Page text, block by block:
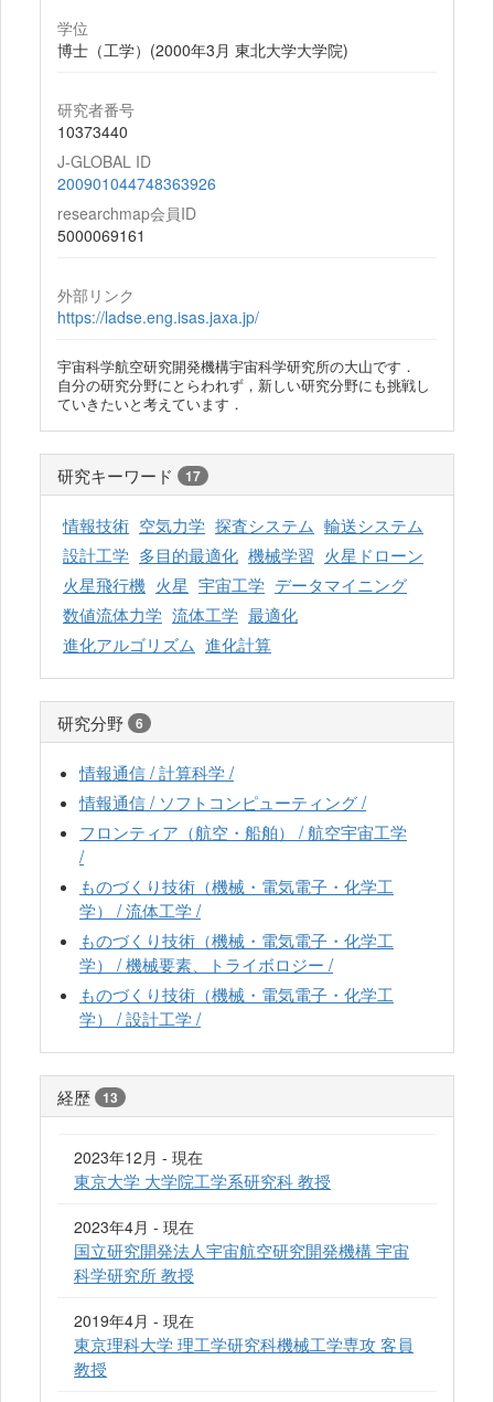
学位
博士（工学）(2000年3月 東北大学大学院)
研究者番号
10373440
J-GLOBAL ID
200901044748363926
researchmap会員ID
5000069161
外部リンク
https://ladse.eng.isas.jaxa.jp/
宇宙科学航空研究開発機構宇宙科学研究所の大山です．
自分の研究分野にとらわれず，新しい研究分野にも挑戦し
ていきたいと考えています．
研究キーワード 17
情報技術 空気力学 探査システム 輸送システム
設計工学 多目的最適化 機械学習 火星ドローン
火星飛行機 火星 宇宙工学 データマイニング
数値流体力学 流体工学 最適化
進化アルゴリズム 進化計算
研究分野 6
情報通信 / 計算科学 /
情報通信 / ソフトコンピューティング /
フロンティア（航空・船舶） / 航空宇宙工学
/
ものづくり技術（機械・電気電子・化学工
学） / 流体工学 /
ものづくり技術（機械・電気電子・化学工
学） / 機械要素、トライボロジー /
ものづくり技術（機械・電気電子・化学工
学） / 設計工学 /
経歴 13
2023年12月 - 現在
東京大学 大学院工学系研究科 教授
2023年4月 - 現在
国立研究開発法人宇宙航空研究開発機構 宇宙
科学研究所 教授
2019年4月 - 現在
東京理科大学 理工学研究科機械工学専攻 客員
教授